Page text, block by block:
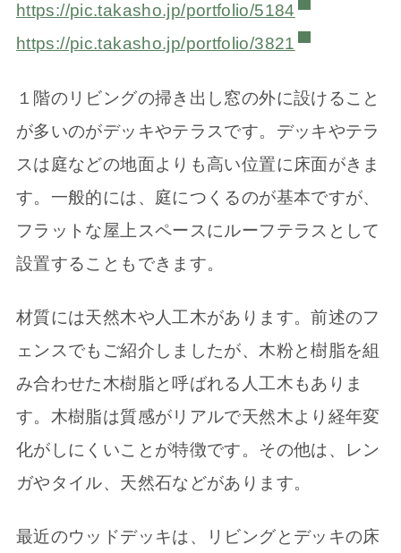
https://pic.takasho.jp/portfolio/5184
https://pic.takasho.jp/portfolio/3821
１階のリビングの掃き出し窓の外に設けること
が多いのがデッキやテラスです。デッキやテラ
スは庭などの地面よりも高い位置に床面がきま
す。一般的には、庭につくるのが基本ですが、
フラットな屋上スペースにルーフテラスとして
設置することもできます。
材質には天然木や人工木があります。前述のフ
ェンスでもご紹介しましたが、木粉と樹脂を組
み合わせた木樹脂と呼ばれる人工木もありま
す。木樹脂は質感がリアルで天然木より経年変
化がしにくいことが特徴です。その他は、レン
ガやタイル、天然石などがあります。
最近のウッドデッキは、リビングとデッキの床